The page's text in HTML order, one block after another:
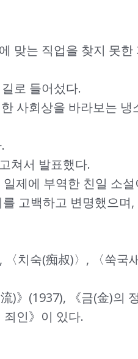
맞는 직업을 찾지 못한
로 들어섰다.
사회상을 바라보는 냉
쳐서 발표했다.
제에 부역한 친일 소설
고백하고 변명했으며,
치숙(痴叔)〉, 〈쑥국
)》(1937), 《금(金)의
인》이 있다.